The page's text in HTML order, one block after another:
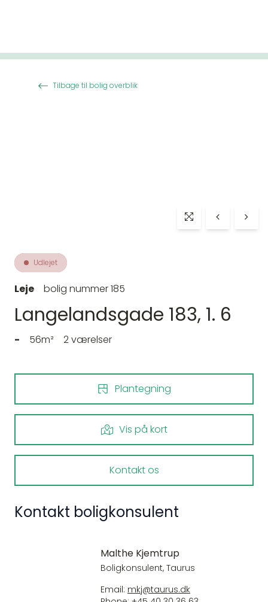
Tilbage til bolig overblik
Udlejet
Leje bolig nummer 185
Langelandsgade 183, 1. 6
- 56m² 2 værelser
Plantegning
Vis på kort
Kontakt os
Kontakt boligkonsulent
Malthe Kjemtrup
Boligkonsulent, Taurus
Email: mkj@taurus.dk